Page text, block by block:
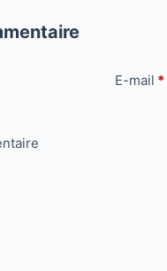
E-mail *